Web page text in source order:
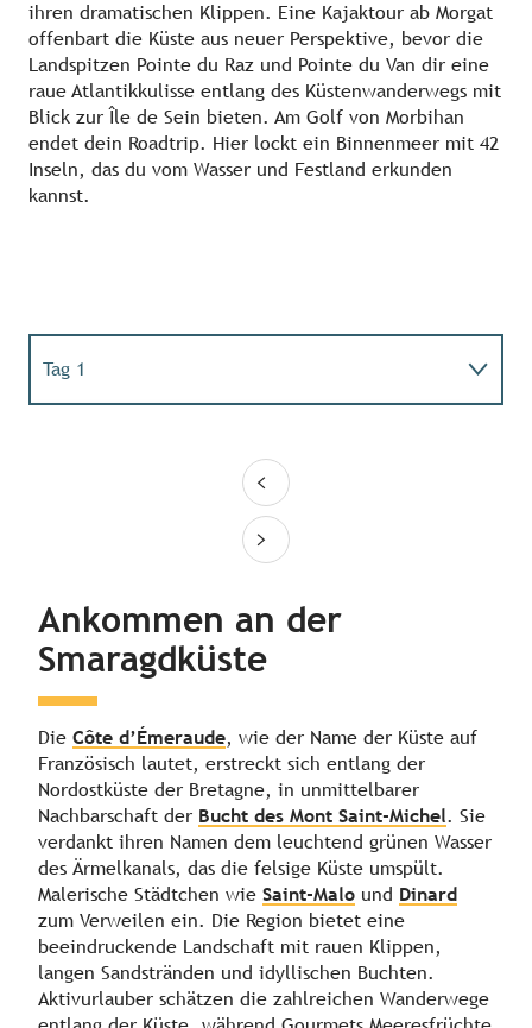
ihren dramatischen Klippen. Eine Kajaktour ab Morgat
offenbart die Küste aus neuer Perspektive, bevor die
Landspitzen Pointe du Raz und Pointe du Van dir eine
raue Atlantikkulisse entlang des Küstenwanderwegs mit
Blick zur Île de Sein bieten. Am Golf von Morbihan
endet dein Roadtrip. Hier lockt ein Binnenmeer mit 42
Inseln, das du vom Wasser und Festland erkunden
kannst.
Tag 1
Tag 5-6
Tag 8-9
Tag 10-11
Tag 12
Tag 13-14
Ankommen an der
Smaragdküste
Die Côte d’Émeraude, wie der Name der Küste auf
Französisch lautet, erstreckt sich entlang der
Nordostküste der Bretagne, in unmittelbarer
Nachbarschaft der Bucht des Mont Saint-Michel. Sie
verdankt ihren Namen dem leuchtend grünen Wasser
des Ärmelkanals, das die felsige Küste umspült.
Malerische Städtchen wie Saint-Malo und Dinard
zum Verweilen ein. Die Region bietet eine
beeindruckende Landschaft mit rauen Klippen,
langen Sandstränden und idyllischen Buchten.
Aktivurlauber schätzen die zahlreichen Wanderwege